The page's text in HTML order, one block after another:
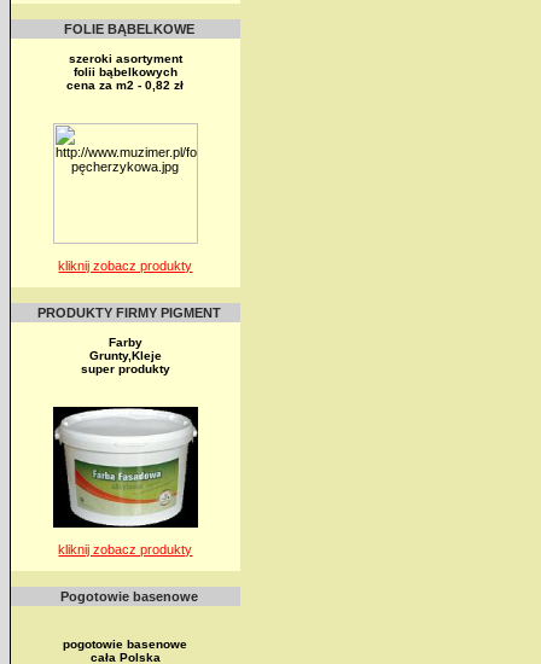
FOLIE BĄBELKOWE
szeroki asortyment
folii bąbelkowych
cena za m2 - 0,82 zł
kliknij zobacz produkty
PRODUKTY FIRMY PIGMENT
Farby
Grunty,Kleje
super produkty
kliknij zobacz produkty
Pogotowie basenowe
pogotowie basenowe
cała Polska